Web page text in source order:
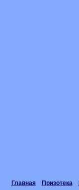
Главная Призотека